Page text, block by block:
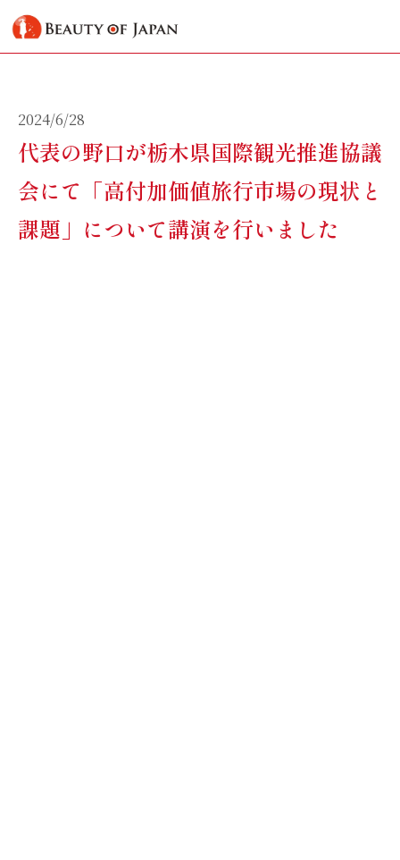
2024/6/28
代表の野口が栃木県国際観光推進協議
会にて「高付加価値旅行市場の現状と
課題」について講演を行いました